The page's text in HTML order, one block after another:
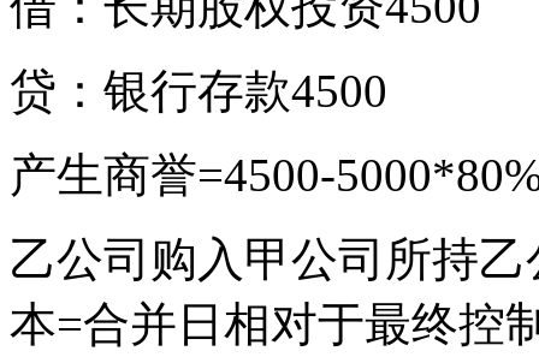
贷：银行存款4500
产生商誉=4500-
乙公司购入甲公司所持
本=合并日相对于最终控